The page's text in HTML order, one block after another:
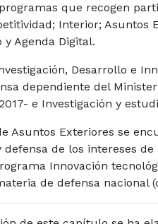
que recogen
Interior; Asuntos
y Agenda Digital.
Desarrollo e
dependiente del
e Investigación y
Asuntos Exteriores se
de los intereses
Innovación
de defensa nacional